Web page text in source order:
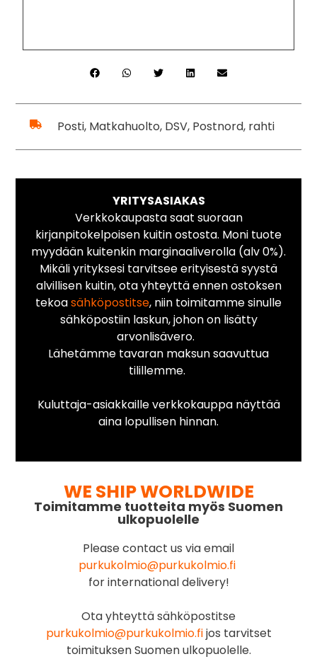
Posti, Matkahuolto, DSV, Postnord, rahti
YRITYSASIAKAS
Verkkokaupasta saat suoraan
kirjanpitokelpoisen kuitin ostosta. Moni tuote
myydään kuitenkin marginaaliverolla (alv 0%).
Mikäli yrityksesi tarvitsee erityisestä syystä
alvillisen kuitin, ota yhteyttä ennen ostoksen
tekoasähköpostitse, niin toimitamme sinulle
sähköpostiin laskun, johon on lisätty
arvonlisävero.
Lähetämme tavaran maksun saavuttua
tilillemme.
Kuluttaja-asiakkaille verkkokauppa näyttää
aina lopullisen hinnan.
WE SHIP WORLDWIDE
Toimitamme tuotteita myös Suomen
ulkopuolelle
Please contact us via email
purkukolmio@purkukolmio.fi
for international delivery!
Ota yhteyttä sähköpostitse
purkukolmio@purkukolmio.fijos tarvitset
toimituksen Suomen ulkopuolelle.